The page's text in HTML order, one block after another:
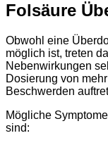
Folsäure
Obwohl eine
möglich ist, treten
Nebenwirkungen
Dosierung von
Beschwerden
Mögliche
sind: